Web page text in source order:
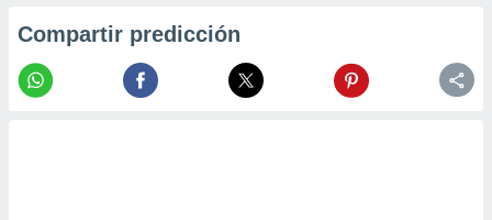
Compartir predicción